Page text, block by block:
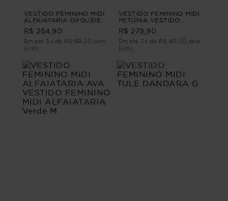
VESTIDO FEMININO MIDI
ALFAIATARIA ORQUÍDEA
VESTIDO FEMININO MIDI
ALFAIATARIA Roxo PP
R$ 264,90
Em até 3x de R$ 88,30 sem
juros
VESTIDO FEMININO MIDI
PETÚNIA VESTIDO
FEMININO MIDI Rosa G2
R$ 279,90
Em até 3x de R$ 93,30 sem
juros